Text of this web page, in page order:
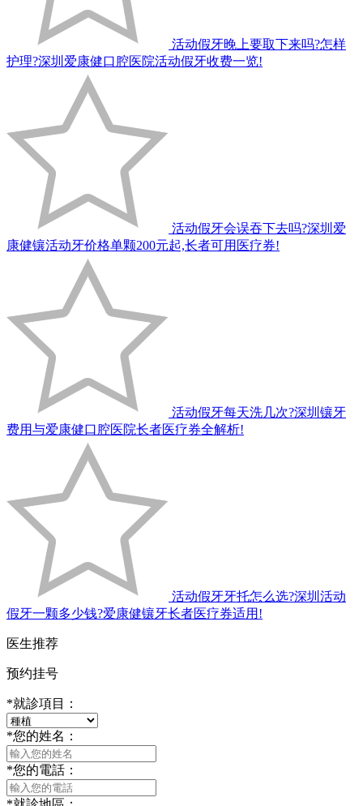
活动假牙晚上要取下来吗?怎样
护理?深圳爱康健口腔医院活动假牙收费一览!
活动假牙会误吞下去吗?深圳爱
康健镶活动牙价格单颗200元起,长者可用医疗券!
活动假牙每天洗几次?深圳镶牙
费用与爱康健口腔医院长者医疗券全解析!
活动假牙牙托怎么选?深圳活动
假牙一颗多少钱?爱康健镶牙长者医疗券适用!
医生推荐
预约挂号
*就診項目：
*您的姓名：
*您的電話：